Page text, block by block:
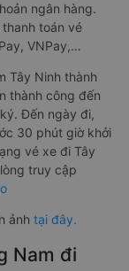
ngân hàng.
toán vé
VNPay,…
Tây Ninh thành
thành công đến
Đến ngày đi,
30 phút giờ khởi
vé xe đi Tây
truy cập
ảnh tại đây.
Nam đi